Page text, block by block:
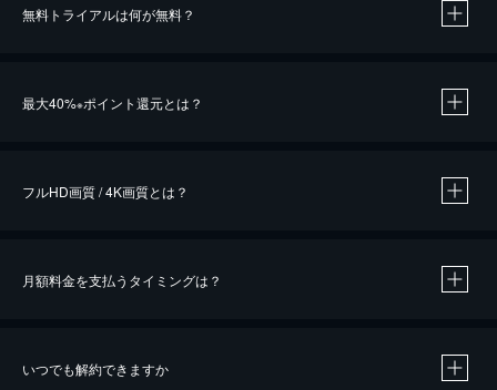
無料トライアルは何が無料？
最大40%※ポイント還元とは？
※40％ポイント還元の対象は、クレジットカード決済による作品の購入 / レンタルです。
フルHD画質 / 4K画質とは？
月額料金を支払うタイミングは？
いつでも解約できますか